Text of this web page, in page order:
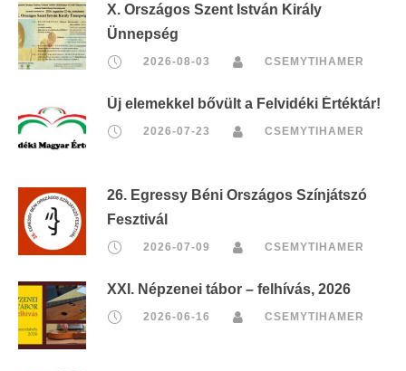
X. Országos Szent István Király
Ünnepség
2026-08-03 CSEMYTIHAMER
Új elemekkel bővült a Felvidéki Értéktár!
2026-07-23 CSEMYTIHAMER
26. Egressy Béni Országos Színjátszó
Fesztivál
2026-07-09 CSEMYTIHAMER
XXI. Népzenei tábor – felhívás, 2026
2026-06-16 CSEMYTIHAMER